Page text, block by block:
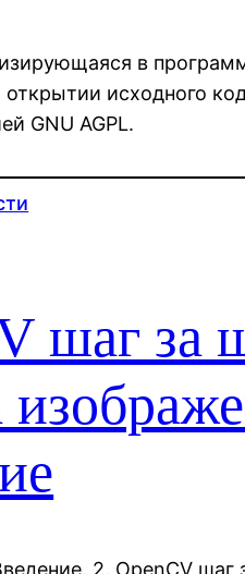
в
исходного
GNU AGPL.
шаг за
2. OpenCV шаг